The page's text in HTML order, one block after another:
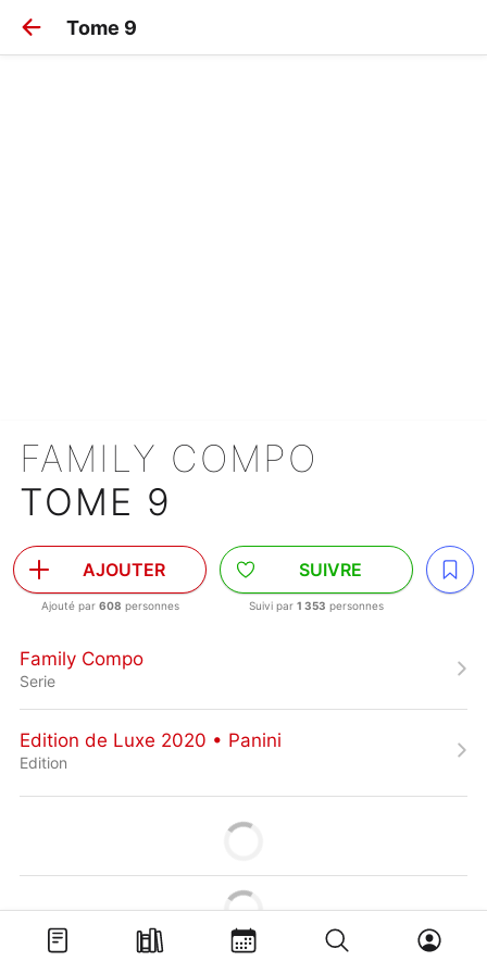
Tome 9
FAMILY COMPO
TOME 9
AJOUTER
Ajouté par 608 personnes
SUIVRE
Suivi par 1 353 personnes
Family Compo
Serie
Edition de Luxe 2020 • Panini
Edition